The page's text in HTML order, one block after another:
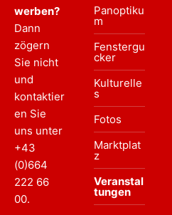
werben?
Dann
zögern
Sie nicht
und
kontaktier
en Sie
uns unter
+43
(0)664
222 66
00.
Panoptiku
m
Fenstergu
cker
Kulturelle
s
Fotos
Marktplat
z
Veranstal
tungen